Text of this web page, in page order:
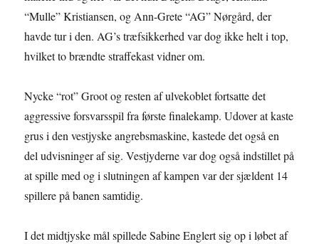
“Mulle” Kristiansen, og Ann-Grete “AG” Nørgård, der
havde tur i den. AG’s træfsikkerhed var dog ikke helt i top,
hvilket to brændte straffekast vidner om.
Nycke “rot” Groot og resten af ulvekoblet fortsatte det
aggressive forsvarsspil fra første finalekamp. Udover at kaste
grus i den vestjyske angrebsmaskine, kastede det også en
del udvisninger af sig. Vestjyderne var dog også indstillet på
at spille med og i slutningen af kampen var der sjældent 14
spillere på banen samtidig.
I det midtjyske mål spillede Sabine Englert sig op i løbet af